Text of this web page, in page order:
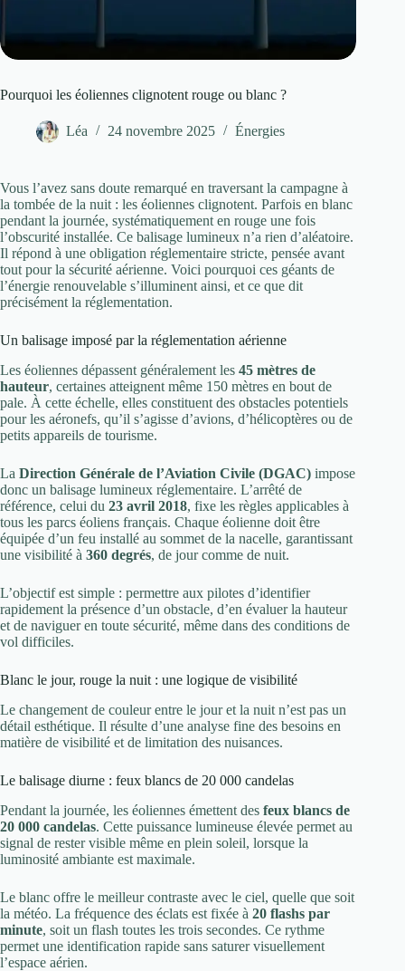
Pourquoi les éoliennes clignotent rouge ou blanc ?
Léa 24 novembre 2025 Énergies
Vous l’avez sans doute remarqué en traversant la campagne à
la tombée de la nuit : les éoliennes clignotent. Parfois en blanc
pendant la journée, systématiquement en rouge une fois
l’obscurité installée. Ce balisage lumineux n’a rien d’aléatoire.
Il répond à une obligation réglementaire stricte, pensée avant
tout pour la sécurité aérienne. Voici pourquoi ces géants de
l’énergie renouvelable s’illuminent ainsi, et ce que dit
précisément la réglementation.
Un balisage imposé par la réglementation aérienne
Les éoliennes dépassent généralement les 45 mètres de
hauteur, certaines atteignent même 150 mètres en bout de
pale. À cette échelle, elles constituent des obstacles potentiels
pour les aéronefs, qu’il s’agisse d’avions, d’hélicoptères ou de
petits appareils de tourisme.
La Direction Générale de l’Aviation Civile (DGAC) impose
donc un balisage lumineux réglementaire. L’arrêté de
référence, celui du 23 avril 2018, fixe les règles applicables à
tous les parcs éoliens français. Chaque éolienne doit être
équipée d’un feu installé au sommet de la nacelle, garantissant
une visibilité à 360 degrés, de jour comme de nuit.
L’objectif est simple : permettre aux pilotes d’identifier
rapidement la présence d’un obstacle, d’en évaluer la hauteur
et de naviguer en toute sécurité, même dans des conditions de
vol difficiles.
Blanc le jour, rouge la nuit : une logique de visibilité
Le changement de couleur entre le jour et la nuit n’est pas un
détail esthétique. Il résulte d’une analyse fine des besoins en
matière de visibilité et de limitation des nuisances.
Le balisage diurne : feux blancs de 20 000 candelas
Pendant la journée, les éoliennes émettent des feux blancs de
20 000 candelas. Cette puissance lumineuse élevée permet au
signal de rester visible même en plein soleil, lorsque la
luminosité ambiante est maximale.
Le blanc offre le meilleur contraste avec le ciel, quelle que soit
la météo. La fréquence des éclats est fixée à 20 flashs par
minute, soit un flash toutes les trois secondes. Ce rythme
permet une identification rapide sans saturer visuellement
l’espace aérien.